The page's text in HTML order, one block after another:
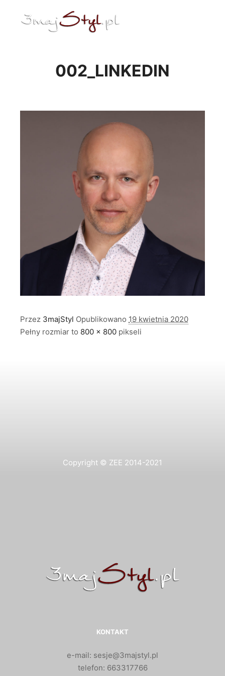
002_LINKEDIN
Przez 3majStyl Opublikowano 19 kwietnia 2020
Pełny rozmiar to 800 × 800 pikseli
Copyright © ZEE 2014-2021
KONTAKT
e-mail: sesje@3majstyl.pl
telefon: 663317766